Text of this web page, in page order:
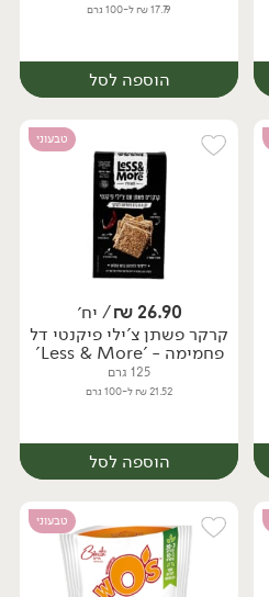
17.79 ₪ ל-100 גרם
הוספה לסל
יח׳
טבעוני
26.90
₪/ יח׳
קרקר פשתן צ'ילי פיקנטי דל
פחמימה - 'Less & More'
125 גרם
21.52 ₪ ל-100 גרם
הוספה לסל
טבעוני